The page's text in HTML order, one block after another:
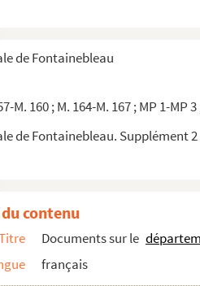
de Fontainebleau
M. 160 ; M. 164-M. 167 ; MP 1-MP
de Fontainebleau. Supplément 2
de la ville de Fontainebleau
copiés
de Fontainebleau
département du Loiret
contenu
Documents sur le
français